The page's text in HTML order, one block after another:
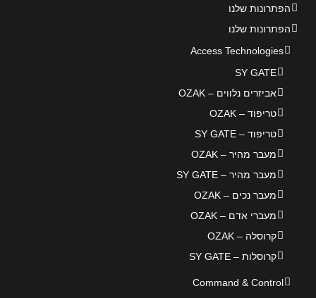
הפתרונות שלנו
הפתרונות שלנו
Access Technologies
SY GATE
אביזרים נלווים – OZAK
טריפוד – OZAK
טריפוד – SY GATE
מעבר מהיר – OZAK
מעבר מהיר – SY GATE
מעבר נכים – OZAK
מעברי אדם – OZAK
קרוסלה – OZAK
קרוסלות – SY GATE
Command & Control